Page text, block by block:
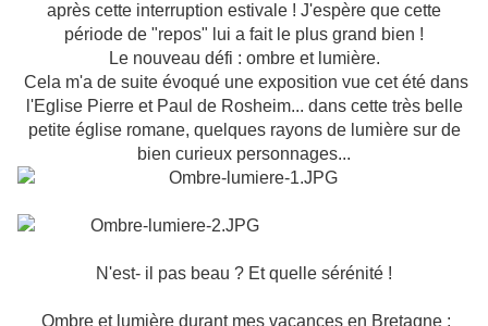
après cette interruption estivale ! J'espère que cette
période de "repos" lui a fait le plus grand bien !
Le nouveau défi : ombre et lumière.
Cela m'a de suite évoqué une exposition vue cet été dans
l'Eglise Pierre et Paul de Rosheim... dans cette très belle
petite église romane, quelques rayons de lumière sur de
bien curieux personnages...
N'est- il pas beau ? Et quelle sérénité !
Ombre et lumière durant mes vacances en Bretagne :